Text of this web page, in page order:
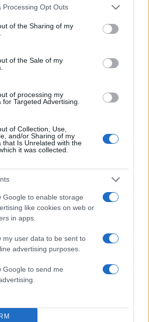
website/app uses one or more Google
or usage behaviour. You may click to
to Google and its third-party tags to
specified purposes in below Google
Processing Opt Outs
of the Sharing of my
of the Sale of my
of processing my
Targeted Advertising.
of Collection, Use,
and/or Sharing of my
that Is Unrelated with the
it was collected.
Google to enable storage
like cookies on web or
in apps.
my user data to be sent to
advertising purposes.
Google to send me
Vita» – Ο μήνας του μέλιτος
Έγινε ξανά κοκκινομάλλα και